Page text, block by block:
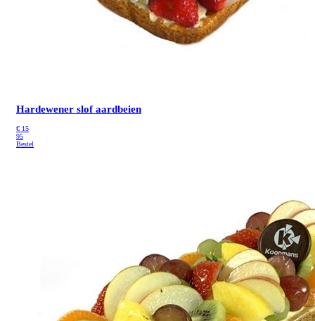
Hardewener slof aardbeien
€ 15
95
Bestel